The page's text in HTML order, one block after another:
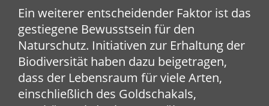
Ein weiterer entscheidender Faktor ist das
gestiegene Bewusstsein für den
Naturschutz. Initiativen zur Erhaltung der
Biodiversität haben dazu beigetragen,
dass der Lebensraum für viele Arten,
einschließlich des Goldschakals,